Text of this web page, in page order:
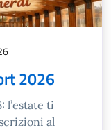
2026
l’estate ti
al